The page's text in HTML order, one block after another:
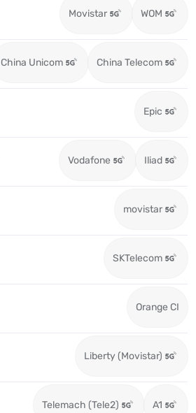
Movistar WOM
China Unicom China Telecom
Epic
Vodafone Iliad
movistar
SKTelecom
Orange CI
Liberty (Movistar)
Telemach (Tele2) A1